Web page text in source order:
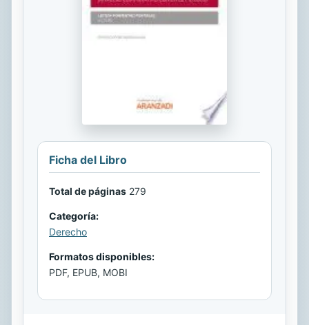
Ficha del Libro
Total de páginas 279
Categoría:
Derecho
Formatos disponibles:
PDF, EPUB, MOBI